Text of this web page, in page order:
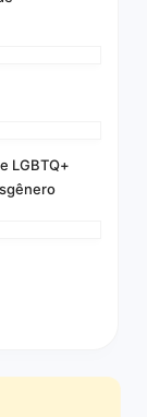
LGBTQ+